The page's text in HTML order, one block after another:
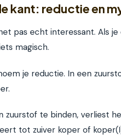
kant: reductie en
pas echt interessant. Als
magisch.
je reductie. In een
zuurstof te binden, verliest
tot zuiver koper of